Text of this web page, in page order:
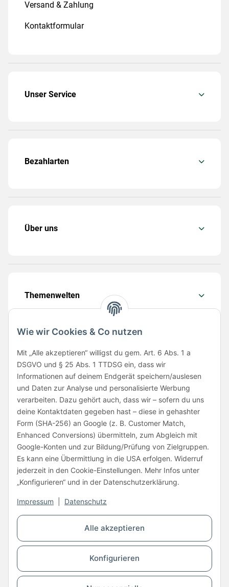
Alle akzeptieren
Konfigurieren
Wie wir Cookies & Co nutzen
Mit „Alle akzeptieren“ willigst du gem. Art. 6 Abs. 1 a
DSGVO und § 25 Abs. 1 TTDSG ein, dass wir
Informationen auf deinem Endgerät speichern/auslesen
und Daten zur Analyse und personalisierte Werbung
verarbeiten. Dazu gehört auch, dass wir – sofern du uns
deine Kontaktdaten gegeben hast – diese in gehashter
Form (SHA-256) an Google (z. B. Customer Match,
Enhanced Conversions) übermitteln, zum Abgleich mit
Google-Konten und zur Bildung/Prüfung von Zielgruppen.
Es kann eine Übermittlung in die USA erfolgen. Widerruf
jederzeit in den Cookie-Einstellungen. Mehr Infos unter
„Konfigurieren“ und in der Datenschutzerklärung.
Impressum Datenschutz
Versand & Zahlung
Kontaktformular
Unser Service
Bezahlarten
Über uns
Themenwelten
Folge uns
Unsere Partner
Vertrag widerrufen
* Alle Preise inkl. gesetzlicher USt., zzgl.Versand
© Copyright © 2026 www.kartons24.de
BB-Verpackungen GmbH
- Brendelweg 167, 27755 Delmenhorst - Telefon: